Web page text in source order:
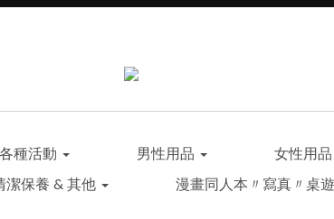
種活動 男性用品 女性用品
潔保養 & 其他 漫畫同人本〃寫真〃桌